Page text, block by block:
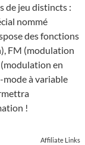
de jeu distincts :
nommé
des fonctions
FM (modulation
en
à variable
!
Affiliate Links